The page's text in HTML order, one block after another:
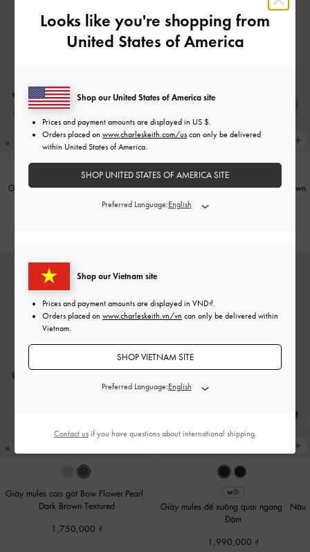
Giày mules cao gót mũi nhọn Sepphe
Nâu
Giày mules đế thấp Raffia-Dark Brown
Giày mules cao gót Bow Flower-Pearl
Dark Brown Textured
1,750,000
MỚI
Giày mules đế xuồng quai ngang
Nâu
Đậm
1,990,000
Looks like you're shopping from
United States of America
Shop our Vietnam site
Prices and payment amounts are displayed in VND .
Orders placed on www.charleskeith.vn/vn can only be delivered within
Vietnam.
SHOP VIETNAM SITE
Preferred Language:
Shop our United States of America site
Prices and payment amounts are displayed in US $
Orders placed on www.charleskeith.com/us can only be delivered
within United States of America.
SHOP UNITED STATES OF AMERICA SITE
Preferred Language:
Contact usif you have questions about international shipping.